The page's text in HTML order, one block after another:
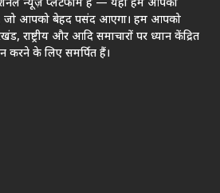
न्यूज़ प्लेटफार्म है — यहां हम आपको
जो आपको बेहद पसंद आएगा। हम आपको
राष्ट्रीय और आदि समाचारों पर ध्यान केंद्रित
करने के लिए समर्पित हैं।